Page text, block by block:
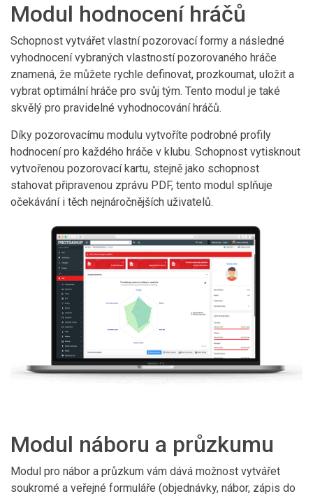
Modul hodnocení hráčů
Schopnost vytvářet vlastní pozorovací formy a následné
vyhodnocení vybraných vlastností pozorovaného hráče
znamená, že můžete rychle definovat, prozkoumat, uložit a
vybrat optimální hráče pro svůj tým. Tento modul je také
skvělý pro pravidelné vyhodnocování hráčů.
Díky pozorovacímu modulu vytvoříte podrobné profily
hodnocení pro každého hráče v klubu. Schopnost vytisknout
vytvořenou pozorovací kartu, stejně jako schopnost
stahovat připravenou zprávu PDF, tento modul splňuje
očekávání i těch nejnáročnějších uživatelů.
Modul náboru a průzkumu
Modul pro nábor a průzkum vám dává možnost vytvářet
soukromé a veřejné formuláře (objednávky, nábor, zápis do